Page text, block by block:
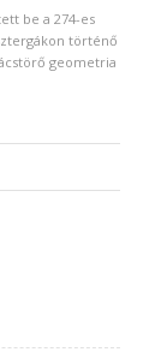
be a 274-es
történő
geometria